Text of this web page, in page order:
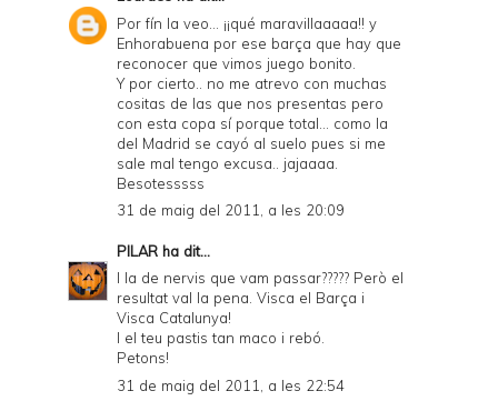
Por fín la veo... ¡¡qué maravillaaaaa!! y
Enhorabuena por ese barça que hay que
reconocer que vimos juego bonito.
Y por cierto.. no me atrevo con muchas
cositas de las que nos presentas pero
con esta copa sí porque total... como la
del Madrid se cayó al suelo pues si me
sale mal tengo excusa.. jajaaaa.
Besotesssss
31 de maig del 2011, a les 20:09
PILAR ha dit...
I la de nervis que vam passar????? Però el
resultat val la pena. Visca el Barça i
Visca Catalunya!
I el teu pastis tan maco i rebó.
Petons!
31 de maig del 2011, a les 22:54